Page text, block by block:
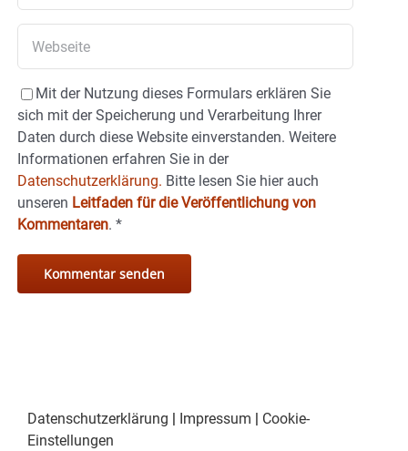
Mit der Nutzung dieses Formulars erklären Sie
sich mit der Speicherung und Verarbeitung Ihrer
Daten durch diese Website einverstanden. Weitere
Informationen erfahren Sie in der
Datenschutzerklärung. Bitte lesen Sie hier auch
unseren Leitfaden für die Veröffentlichung von
Kommentaren. *
Datenschutzerklärung Impressum
Cookie-
Einstellungen